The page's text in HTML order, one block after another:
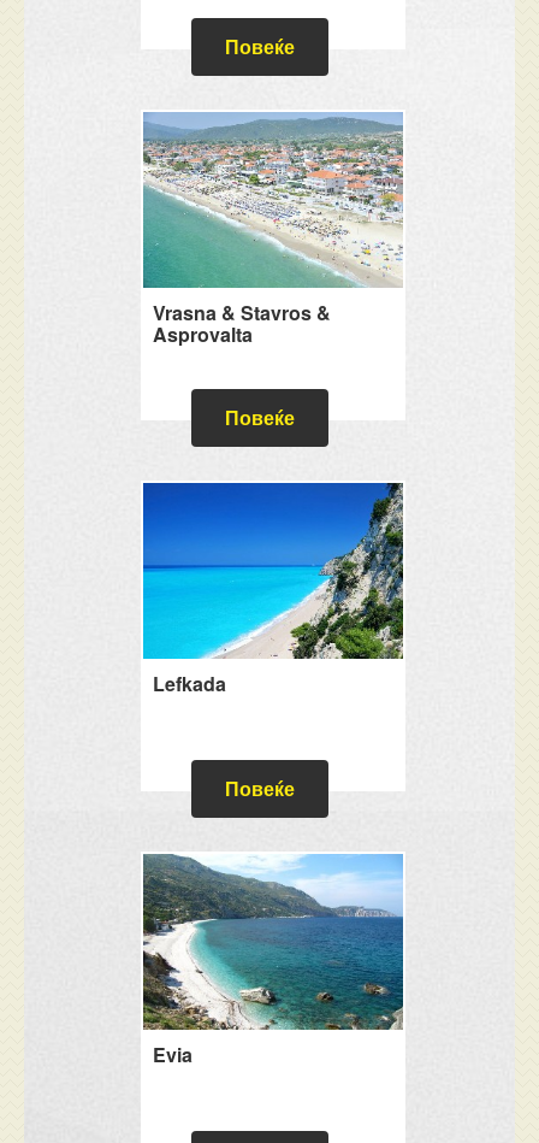
Повеќе
Vrasna & Stavros &
Asprovalta
Повеќе
Lefkada
Повеќе
Evia